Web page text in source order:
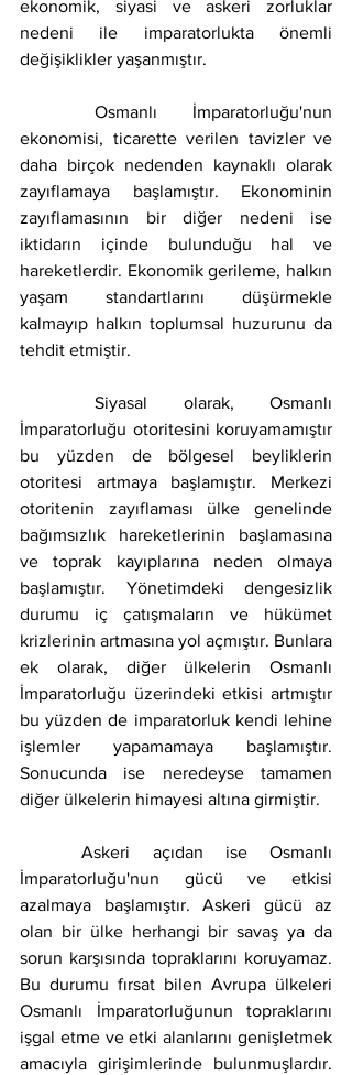
ekonomik, siyasi ve askeri zorluklar
nedeni ile imparatorlukta önemli
değişiklikler yaşanmıştır.
ekonomisi, ticarette verilen tavizler ve
daha birçok nedenden kaynaklı olarak
zayıflamaya başlamıştır. Ekonominin
zayıflamasının bir diğer nedeni ise
iktidarın içinde bulunduğu hal ve
hareketlerdir. Ekonomik gerileme, halkın
yaşam standartlarını düşürmekle
kalmayıp halkın toplumsal huzurunu da
tehdit etmiştir.
	Siyasal olarak, Osmanlı
İmparatorluğu otoritesini koruyamamıştır
bu yüzden de bölgesel beyliklerin
otoritesi artmaya başlamıştır. Merkezi
otoritenin zayıflaması ülke genelinde
bağımsızlık hareketlerinin başlamasına
ve toprak kayıplarına neden olmaya
başlamıştır. Yönetimdeki dengesizlik
durumu iç çatışmaların ve hükümet
krizlerinin artmasına yol açmıştır. Bunlara
ek olarak, diğer ülkelerin Osmanlı
İmparatorluğu üzerindeki etkisi artmıştır
bu yüzden de imparatorluk kendi lehine
işlemler yapamamaya başlamıştır.
Sonucunda ise neredeyse tamamen
diğer ülkelerin himayesi altına girmiştir.
	Askeri açıdan ise Osmanlı
İmparatorluğu'nun gücü ve etkisi
azalmaya başlamıştır. Askeri gücü az
olan bir ülke herhangi bir savaş ya da
sorun karşısında topraklarını koruyamaz.
Bu durumu fırsat bilen Avrupa ülkeleri
Osmanlı İmparatorluğunun topraklarını
işgal etme ve etki alanlarını genişletmek
amacıyla girişimlerinde bulunmuşlardır.